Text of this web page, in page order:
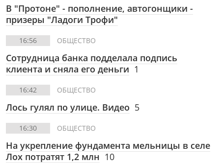
В "Протоне" - пополнение, автогонщики -
призеры "Ладоги Трофи"
16:56 ОБЩЕСТВО
Сотрудница банка подделала подпись
клиента и сняла его деньги 1
16:42 ОБЩЕСТВО
Лось гулял по улице. Видео 5
16:30 ОБЩЕСТВО
На укрепление фундамента мельницы в селе
Лох потратят 1,2 млн 10